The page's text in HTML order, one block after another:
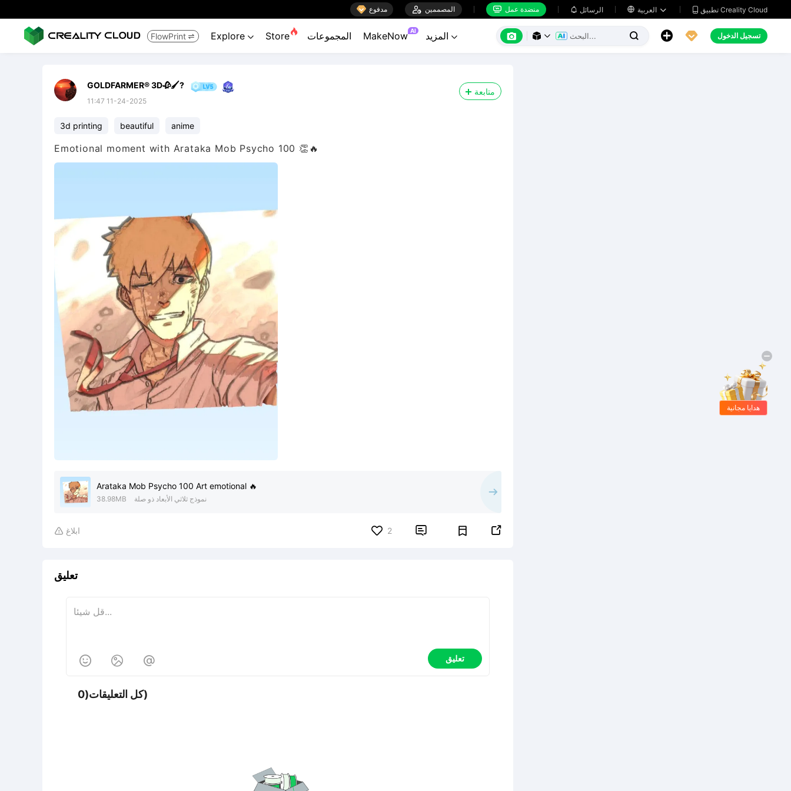
 مدفوع  المصممين  منضدة عمل  الرسائل    تطبيق Creality Cloud
FlowPrint  Explore  Store المجموعات MakeNow AI
       تسجيل الدخول
GOLDFARMER® 3D🥀🖌️?
11:47 11-24-2025
متابعة
3d printing beautiful anime
Emotional moment with Arataka Mob Psycho 100 👏🔥
Arataka Mob Psycho 100 Art emotional 🔥
38.98MB نموذج ثلاثي الأبعاد ذو صلة
 ابلاغ 2  
تعليق
   تعليق
كل التعليقات(0)
هدايا مجانية